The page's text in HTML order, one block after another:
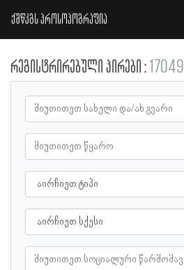
ქშწკგს პროსოპოგრაფია
რეგისტრირებული პირები 17049